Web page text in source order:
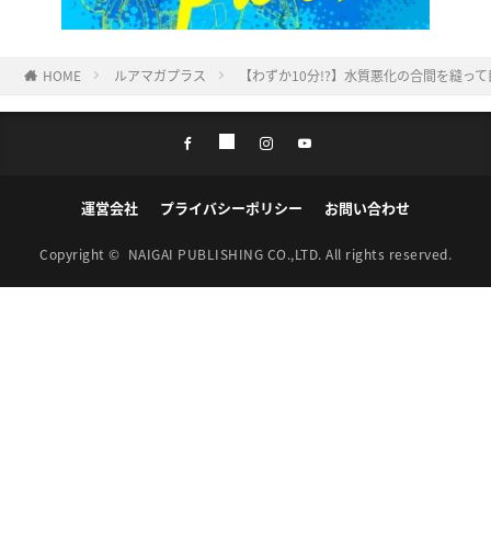
HOME ルアマガプラス 【わずか10分!?】水質悪化の合間を縫っ
運営会社 プライバシーポリシー お問い合わせ
Copyright © NAIGAI PUBLISHING CO.,LTD. All rights reserved.